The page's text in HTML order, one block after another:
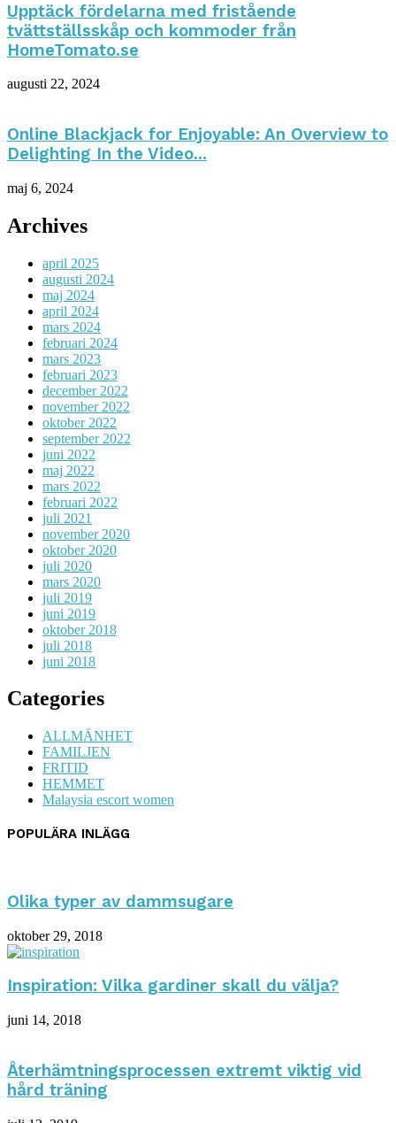
Upptäck fördelarna med fristående
tvättställsskåp och kommoder från
HomeTomato.se
augusti 22, 2024
Online Blackjack for Enjoyable: An Overview to
Delighting In the Video...
maj 6, 2024
Archives
april 2025
augusti 2024
maj 2024
april 2024
mars 2024
februari 2024
mars 2023
februari 2023
december 2022
november 2022
oktober 2022
september 2022
juni 2022
maj 2022
mars 2022
februari 2022
juli 2021
november 2020
oktober 2020
juli 2020
mars 2020
juli 2019
juni 2019
oktober 2018
juli 2018
juni 2018
Categories
ALLMÄNHET
FAMILJEN
FRITID
HEMMET
Malaysia escort women
POPULÄRA INLÄGG
Olika typer av dammsugare
oktober 29, 2018
Inspiration: Vilka gardiner skall du välja?
juni 14, 2018
Återhämtningsprocessen extremt viktig vid
hård träning